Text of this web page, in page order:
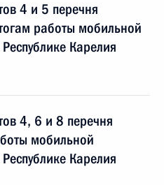
4 и 5 перечня
работы мобильной
Карелия
4, 6 и 8 перечня
мобильной
Карелия